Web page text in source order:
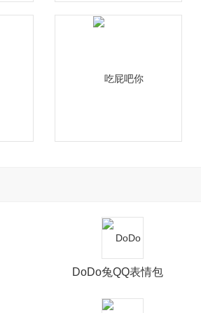
DoDo兔QQ表情包